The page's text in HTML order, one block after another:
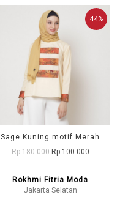
44%
Sage Kuning motif Merah
Rp 180.000 Rp 100.000
Rokhmi Fitria Moda
Jakarta Selatan